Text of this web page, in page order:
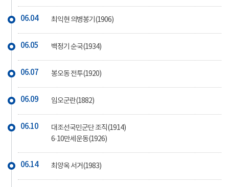
06.04 최익현 의병봉기(1906)
06.05 백정기 순국(1934)
06.07 봉오동 전투(1920)
06.09 임오군란(1882)
06.10
대조선국민군단 조직(1914)
6·10만세운동(1926)
06.14 최양옥 서거(1983)